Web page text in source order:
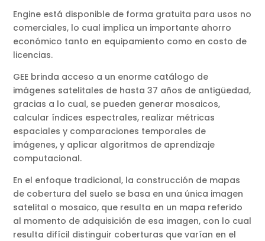
Engine está disponible de forma gratuita para usos no
comerciales, lo cual implica un importante ahorro
económico tanto en equipamiento como en costo de
licencias.
GEE brinda acceso a un enorme catálogo de
imágenes satelitales de hasta 37 años de antigüedad,
gracias a lo cual, se pueden generar mosaicos,
calcular índices espectrales, realizar métricas
espaciales y comparaciones temporales de
imágenes, y aplicar algoritmos de aprendizaje
computacional.
En el enfoque tradicional, la construcción de mapas
de cobertura del suelo se basa en una única imagen
satelital o mosaico, que resulta en un mapa referido
al momento de adquisición de esa imagen, con lo cual
resulta difícil distinguir coberturas que varían en el